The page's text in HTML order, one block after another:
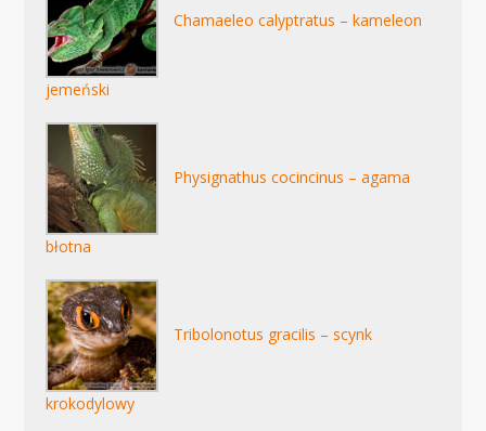
Chamaeleo calyptratus – kameleon
jemeński
Physignathus cocincinus – agama
błotna
Tribolonotus gracilis – scynk
krokodylowy